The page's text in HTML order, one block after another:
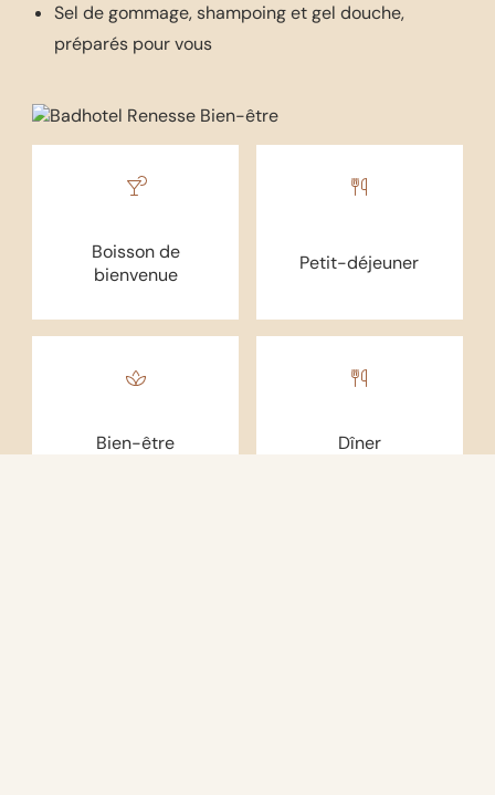
Sel de gommage, shampoing et gel douche,
préparés pour vous
Boisson de
bienvenue
Petit-déjeuner
Bien-être Dîner